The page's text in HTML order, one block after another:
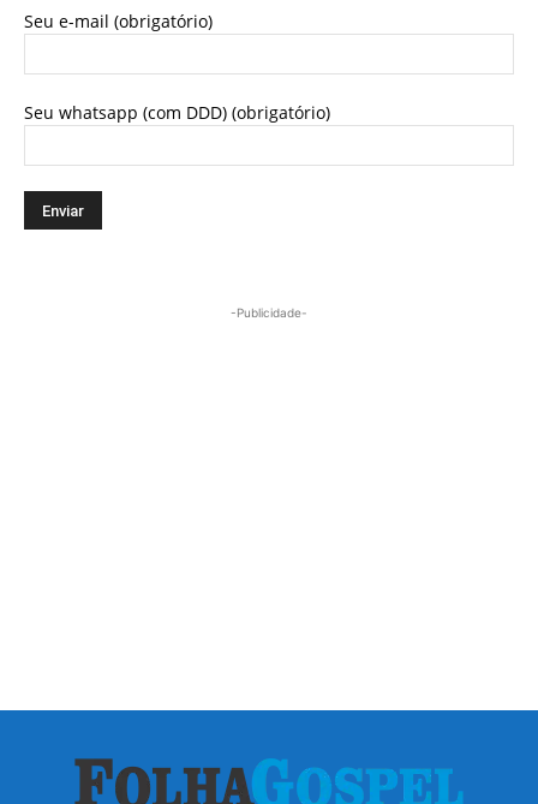
Seu e-mail (obrigatório)
Seu whatsapp (com DDD) (obrigatório)
-Publicidade-